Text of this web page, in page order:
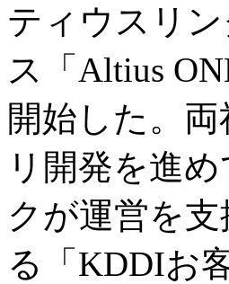
ティウスリ
ス「Altius
開始した。
リ開発を進
クが運営を
る「KDDIお